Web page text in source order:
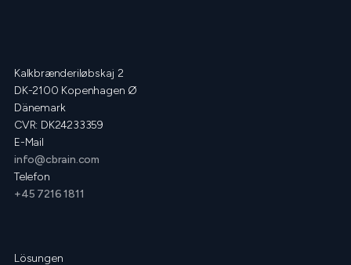
Kalkbrænderiløbskaj 2
DK-2100 Kopenhagen Ø
Dänemark
CVR: DK24233359
E-Mail
info@cbrain.com
Telefon
+45 7216 1811
Lösungen